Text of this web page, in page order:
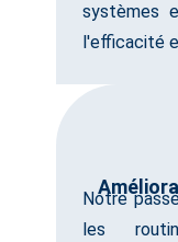
systèmes
l'efficacité
Notre
les